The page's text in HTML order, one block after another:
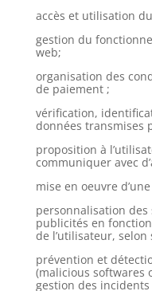
accès et utilisation
gestion du
web;
organisation des
de paiement ;
vérification,
données transmises
proposition à
communiquer avec
mise en oeuvre
personnalisation des
publicités en
de l’utilisateur, selon
prévention et
(malicious softwares
gestion des